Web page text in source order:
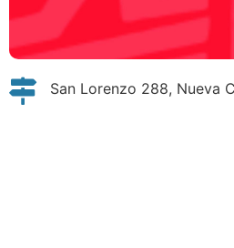
San Lorenzo 288, Nueva